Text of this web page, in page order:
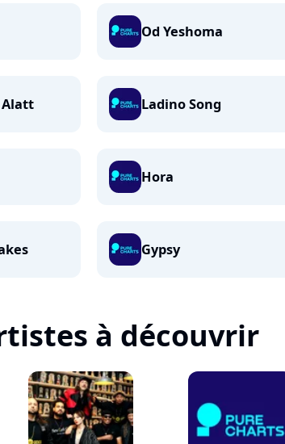
Od Yeshoma
Alatt Ladino Song
Hora
Gypsy
à découvrir